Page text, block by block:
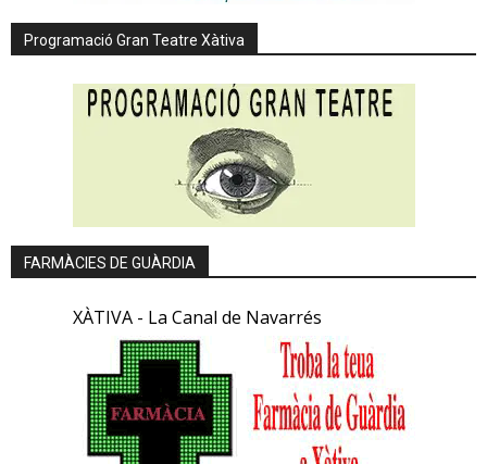
Programació Gran Teatre Xàtiva
FARMÀCIES DE GUÀRDIA
XÀTIVA - La Canal de Navarrés